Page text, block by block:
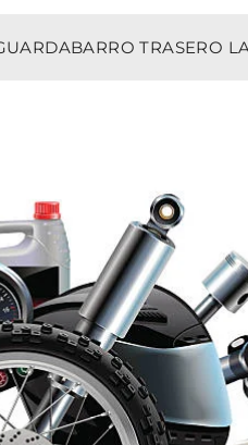
TRASERO